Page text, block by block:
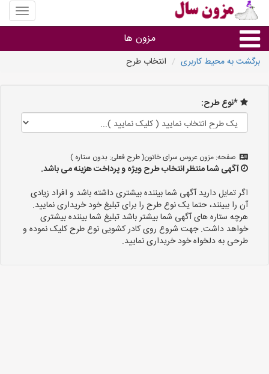
منوی
سایت
سال
مزون ها
استان ها
برگشت به محیط کاربری انتخاب طرح
*نوع طرح:
صفحه: مزون عروس سرای خاتون( طرح فعلی: بدون ستاره )
آگهی شما منتظر انتخاب طرح ویژه و پرداخت هزینه می باشد.
اگر تمایل دارید آگهی شما بیننده بیشتری داشته باشد و افراد زیادی
آن را ببینند، حتما یک نوع طرح را برای تبلیغ خود خریداری نمایید.
هرچه ستاره های آگهی شما بیشتر باشد تبلیغ شما بیننده بیشتری
خواهد داشت. جهت شروع روی کادر کشویی نوع طرح کلیک نموده و
طرحی به دلخواه خود خریداری نمایید.